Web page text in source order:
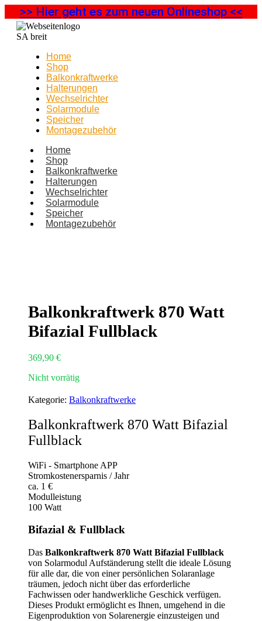
>> Hier geht es zum neuen Onlineshop <<
Home
Shop
Balkonkraftwerke
Halterungen
Wechselrichter
Solarmodule
Speicher
Montagezubehör
Home
Shop
Balkonkraftwerke
Halterungen
Wechselrichter
Solarmodule
Speicher
Montagezubehör
Balkonkraftwerk 870 Watt
Bifazial Fullblack
369,90 €
Nicht vorrätig
Kategorie: Balkonkraftwerke
Balkonkraftwerk 870 Watt Bifazial
Fullblack
WiFi - Smartphone APP
Stromkostenersparnis / Jahr
ca. 1 €
Modulleistung
100 Watt
Bifazial & Fullblack
Das Balkonkraftwerk 870 Watt Bifazial Fullblack
von Solarmodul Aufständerung stellt die ideale Lösung
für alle dar, die von einer persönlichen Solaranlage
träumen, jedoch nicht über das erforderliche
Fachwissen oder handwerkliche Geschick verfügen.
Dieses Produkt ermöglicht es Ihnen, umgehend in die
Eigenproduktion von Solarenergie einzusteigen und